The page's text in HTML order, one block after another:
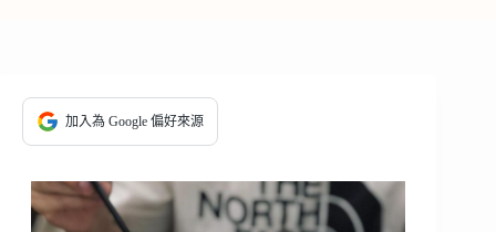
加入為 Google 偏好來源